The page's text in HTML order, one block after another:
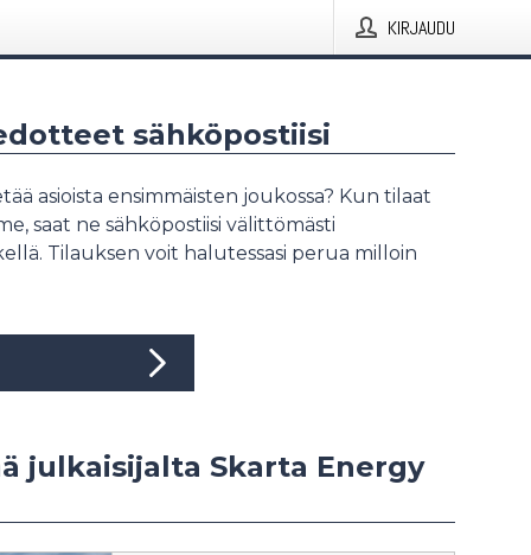
KIRJAUDU
sähköpostiisi
asioista ensimmäisten joukossa? Kun tilaat
saat ne sähköpostiisi välittömästi
Tilauksen voit halutessasi perua milloin
julkaisijalta Skarta Energy